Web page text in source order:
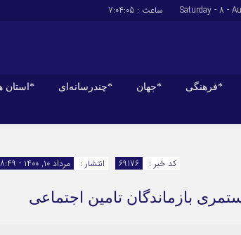
ساعت : 7:04:06
*فرهنگی *جهان *چندرسانه‌ای *استان
مجلس
بانک ها
نفت و انرژی
انتشار :
مرداد ۱۰, ۱۴۰۰ - ۱۸:۴۹ کد خبر : 69176
بازماندگان تامین اجتماعی